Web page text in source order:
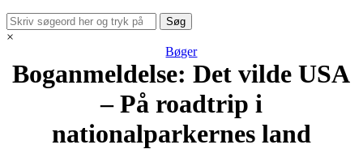
×
Bøger
Boganmeldelse: Det vilde USA
– På roadtrip i
nationalparkernes land